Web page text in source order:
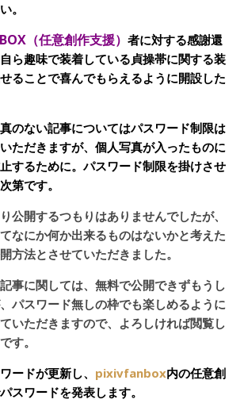
。
（任意創作支援） 者に対する感謝還
ら趣味で装着している貞操帯に関する装
ることで喜んでもらえるように開設した
のない記事についてはパスワード制限は
ただきますが、個人写真が入ったものに
するために。パスワード制限を掛けさせ
第です。
公開するつもりはありませんでしたが、
なにか何か出来るものはないかと考えた
方法とさせていただきました。
事に関しては、無料で公開できずもうし
パスワード無しの枠でも楽しめるように
いただきますので、よろしければ閲覧し
す。
ードが更新し、 pixivfanbox内の任意創
スワードを発表します。